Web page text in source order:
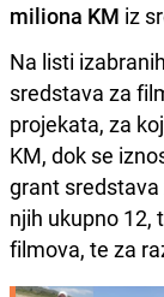
miliona KM iz
Na listi
sredstava za
projekata, za
KM, dok se
grant
njih ukupno 12,
filmova, te za